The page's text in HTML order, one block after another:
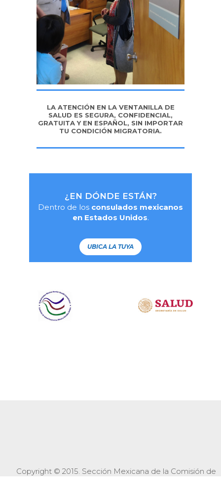
LA ATENCIÓN EN LA VENTANILLA DE
SALUD ES SEGURA, CONFIDENCIAL,
GRATUITA Y EN ESPAÑOL, SIN IMPORTAR
TU CONDICIÓN MIGRATORIA.
¿EN DÓNDE ESTÁN?
Dentro de los consulados mexicanos
en Estados Unidos.
UBICA LA TUYA
Copyright © 2015. Sección Mexicana de la Comisión de